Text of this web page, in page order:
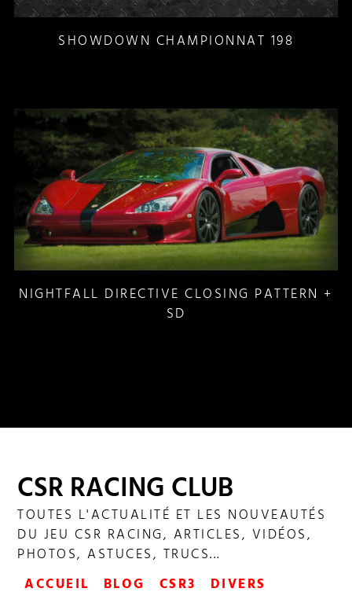
SHOWDOWN CHAMPIONNAT 198
NIGHTFALL DIRECTIVE CLOSING PATTERN +
SD
CSR RACING CLUB
TOUTES L'ACTUALITÉ ET LES NOUVEAUTÉS
DU JEU CSR RACING, ARTICLES, VIDÉOS,
PHOTOS, ASTUCES, TRUCS...
ACCUEIL
BLOG CSR3 DIVERS